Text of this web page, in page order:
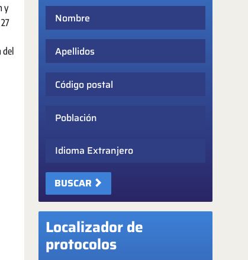
y
Idioma Extranjero
BUSCAR
Localizador de
protocolos